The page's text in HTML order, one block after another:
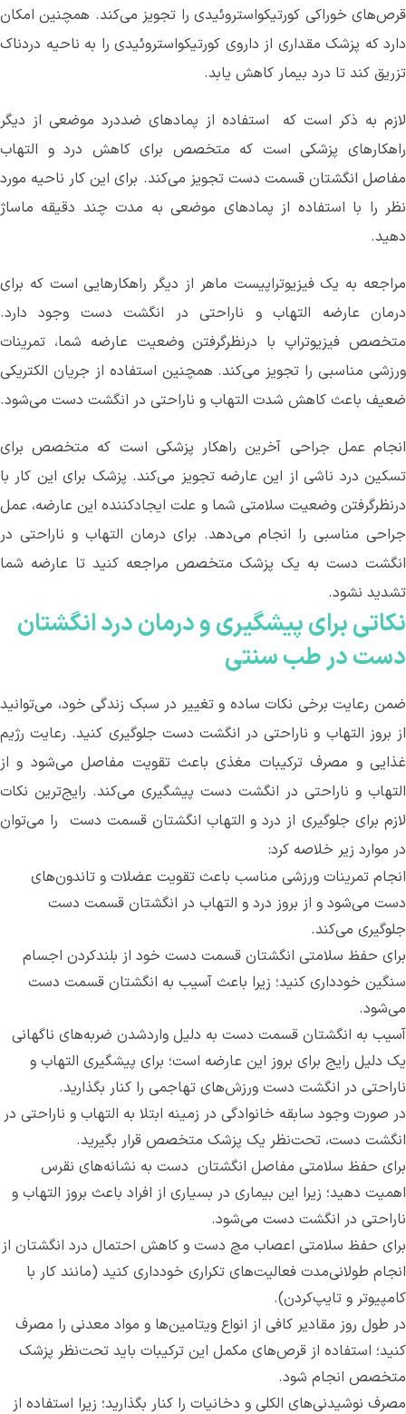
قرص‌های خوراکی کورتیکواستروئیدی را تجویز می‌کند. همچنین امکان
دارد که پزشک مقداری از داروی کورتیکواستروئیدی را به ناحیه دردناک
تزریق کند تا درد بیمار کاهش یابد‌.
لازم به ذکر است که استفاده از پماد‌های ضددرد موضعی از دیگر
راهکارهای پزشکی است که متخصص برای کاهش درد و التهاب
مفاصل انگشتان قسمت دست تجویز می‌کند. برای این کار ناحیه مورد
نظر را با استفاده از پمادهای موضعی به مدت چند دقیقه ماساژ
دهید.
مراجعه به یک فیزیوتراپیست ماهر از دیگر راهکارهایی است که برای
درمان عارضه التهاب و ناراحتی در انگشت دست وجود دارد.
متخصص فیزیوتراپ با درنظرگرفتن وضعیت عارضه شما، تمرینات
ورزشی مناسبی را تجویز می‌کند. همچنین استفاده از جریان الکتریکی
ضعیف باعث کاهش شدت التهاب و ناراحتی در انگشت دست می‌‌شود.
انجام عمل جراحی آخرین راهکار پزشکی است که متخصص برای
تسکین درد ناشی از این عارضه تجویز می‌کند. پزشک برای این کار با
درنظرگرفتن وضعیت سلامتی شما و علت ایجادکننده این عارضه، عمل
جراحی مناسبی را انجام می‌دهد. برای درمان التهاب و ناراحتی در
انگشت دست به یک پزشک متخصص مراجعه کنید تا عارضه شما
تشدید نشود.
نکاتی برای پیشگیری و درمان‌ درد انگشتان
دست در طب سنتی
ضمن رعایت برخی نکات ساده و تغییر در سبک زندگی خود، می‌توانید
از بروز التهاب و ناراحتی در انگشت دست جلوگیری‌ کنید. رعایت رژیم
غذایی و مصرف ترکیبات مغذی باعث تقویت مفاصل می‌شود و از
التهاب و ناراحتی در انگشت دست پیشگیری می‌کند. رایج‌ترین نکات
لازم برای جلوگیری از درد و التهاب انگشتان قسمت دست ‌ را می‌توان
در موارد زیر خلاصه کرد:
انجام تمرینات ورزشی مناسب باعث تقویت عضلات و تاندون‌های
دست می‌شود و از بروز درد و التهاب در انگشتان قسمت دست
جلوگیری‌ می‌کند.
برای حفظ سلامتی انگشتان قسمت دست خود از بلندکردن اجسام
سنگین خودداری کنید؛ زیرا باعث‌ آسیب به انگشتان قسمت دست
می‌‌شود.
آسیب به انگشتان قسمت دست به دلیل واردشدن ضربه‌های ناگهانی
یک دلیل رایج برای بروز این عارضه است‌؛ برای پیشگیری التهاب و
ناراحتی در انگشت دست ورزش‌های تهاجمی را کنار بگذارید.
در صورت وجود سابقه خانوادگی در زمینه ابتلا به التهاب و ناراحتی در
انگشت دست، تحت‌نظر یک پزشک متخصص قرار بگیرید.
برای حفظ سلامتی مفاصل انگشتان دست به نشانه‌های نقرس
اهمیت دهید؛ زیرا این بیماری در بسیاری از افراد باعث بروز التهاب و
ناراحتی در انگشت دست می‌‌شود.
برای حفظ سلامتی اعصاب مچ دست و کاهش احتمال درد انگشتان از
انجام طولانی‌مدت فعالیت‌های تکراری خودداری کنید (مانند کار با
کامپیوتر و تایپ‌کردن).
در طول روز مقادیر کافی از انواع ویتامین‌ها و مواد معدنی را مصرف
کنید؛ استفاده از قرص‌های مکمل این ترکیبات باید تحت‌نظر پزشک
متخصص انجام شود‌.
مصرف نوشیدنی‌های الکلی و دخانیات را کنار بگذارید؛ زیرا استفاده از